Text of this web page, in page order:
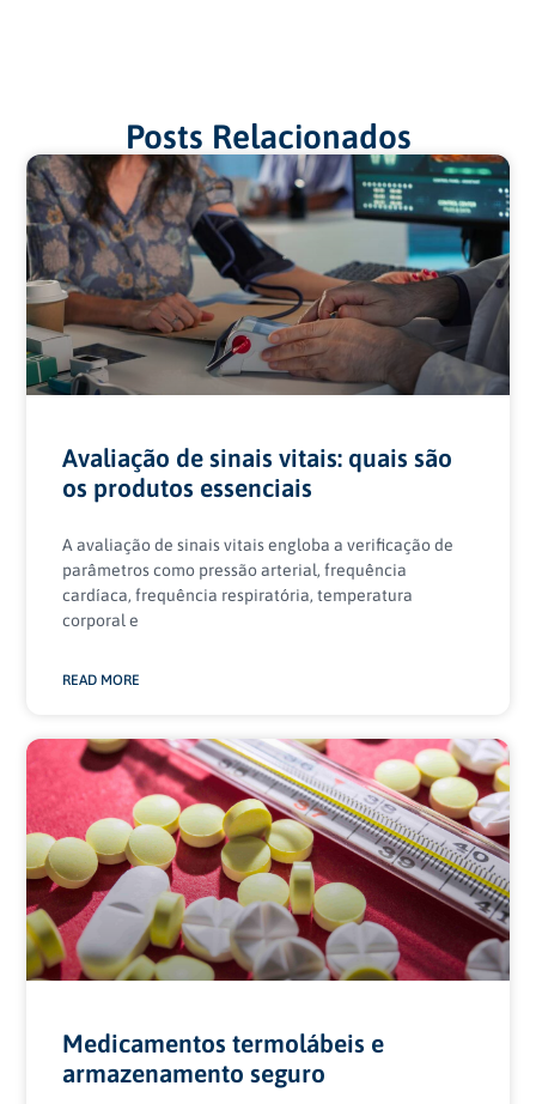
Posts Relacionados
Avaliação de sinais vitais: quais são
os produtos essenciais
A avaliação de sinais vitais engloba a verificação de
parâmetros como pressão arterial, frequência
cardíaca, frequência respiratória, temperatura
corporal e
READ MORE
Medicamentos termolábeis e
armazenamento seguro